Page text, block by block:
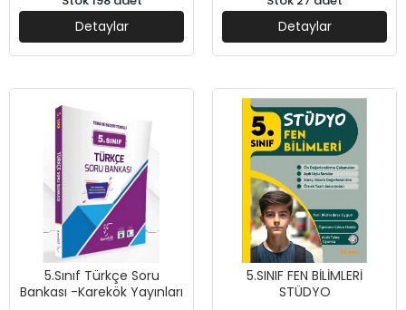
Detaylar Detaylar
5.Sınıf Türkçe Soru
Bankası -Karekök Yayınları
5.SINIF FEN BİLİMLERİ
STÜDYO